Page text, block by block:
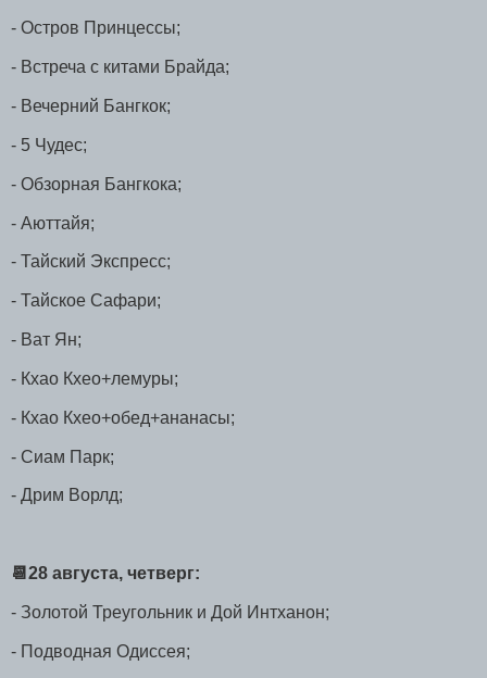
- Остров Принцессы;
- Встреча с китами Брайда;
- Вечерний Бангкок;
- 5 Чудес;
- Обзорная Бангкока;
- Аюттайя;
- Тайский Экспресс;
- Тайское Сафари;
- Ват Ян;
- Кхао Кхео+лемуры;
- Кхао Кхео+обед+ананасы;
- Сиам Парк;
- Дрим Ворлд;
📆28 августа, четверг:
- Золотой Треугольник и Дой Интханон;
- Подводная Одиссея;